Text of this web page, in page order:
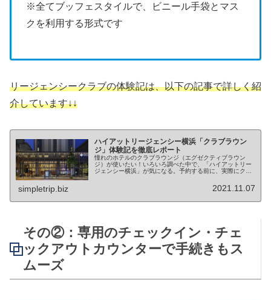
※全てブッフェスタイルで、ビニール手袋とマス
クを利用する形式です
リージェンシークラブの体験記は、以下の記事で詳しく紹
介しています↓↓
ハイアットリージェンシー横浜「クラブラウン
ジ」体験記を徹底レポート
憧れのホテルのクラブラウンジ（エグゼクティブラウン
ジ）が使いたい！いろいろ調べた中で、「ハイアットリー
ジェンシー横浜」が気になる。予約する前に、実際にクラ
simpletrip.biz 2021.11.07
その②：専用のチェックイン・チェ
ックアウトカウンターで手続きもス
ムーズ